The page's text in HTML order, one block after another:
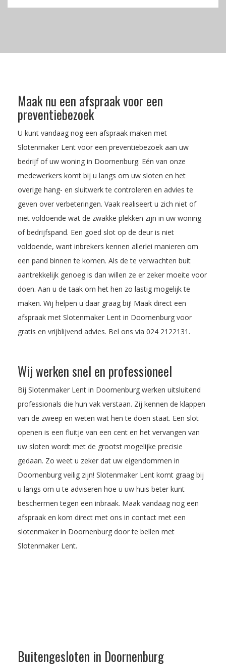
Maak nu een afspraak voor een
preventiebezoek
U kunt vandaag nog een afspraak maken met
Slotenmaker Lent voor een preventiebezoek aan uw
bedrijf of uw woning in Doornenburg. Eén van onze
medewerkers komt bij u langs om uw sloten en het
overige hang- en sluitwerk te controleren en advies te
geven over verbeteringen. Vaak realiseert u zich niet of
niet voldoende wat de zwakke plekken zijn in uw woning
of bedrijfspand. Een goed slot op de deur is niet
voldoende, want inbrekers kennen allerlei manieren om
een pand binnen te komen. Als de te verwachten buit
aantrekkelijk genoeg is dan willen ze er zeker moeite voor
doen. Aan u de taak om het hen zo lastig mogelijk te
maken. Wij helpen u daar graag bij! Maak direct een
afspraak met Slotenmaker Lent in Doornenburg voor
gratis en vrijblijvend advies. Bel ons via 024 2122131 .
Wij werken snel en professioneel
Bij Slotenmaker Lent in Doornenburg werken uitsluitend
professionals die hun vak verstaan. Zij kennen de klappen
van de zweep en weten wat hen te doen staat. Een slot
openen is een fluitje van een cent en het vervangen van
uw sloten wordt met de grootst mogelijke precisie
gedaan. Zo weet u zeker dat uw eigendommen in
Doornenburg veilig zijn! Slotenmaker Lent komt graag bij
u langs om u te adviseren hoe u uw huis beter kunt
beschermen tegen een inbraak. Maak vandaag nog een
afspraak en kom direct met ons in contact met een
slotenmaker in Doornenburg door te bellen met
Slotenmaker Lent.
Buitengesloten in Doornenburg